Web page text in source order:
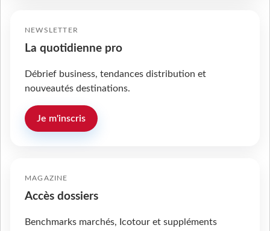
NEWSLETTER
La quotidienne pro
Débrief business, tendances distribution et
nouveautés destinations.
Je m'inscris
MAGAZINE
Accès dossiers
Benchmarks marchés, Icotour et suppléments